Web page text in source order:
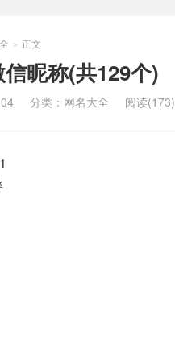
> 正文
昵称(共129个)
分类： 网名大全 阅读(173)